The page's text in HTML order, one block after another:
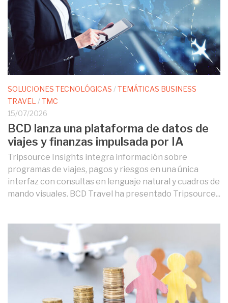
SOLUCIONES TECNOLÓGICAS /TEMÁTICAS BUSINESS
TRAVEL /TMC
15/07/2026
BCD lanza una plataforma de datos de
viajes y finanzas impulsada por IA
Tripsource Insights integra información sobre
programas de viajes, pagos y riesgos en una única
interfaz con consultas en lenguaje natural y cuadros de
mando visuales. BCD Travel ha presentado Tripsource...